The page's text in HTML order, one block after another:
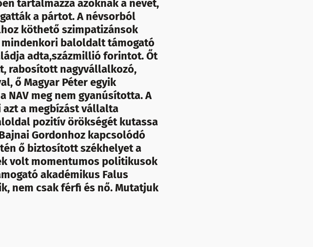
tartalmazza azoknak a nevét,
a pártot. A névsorból
köthető szimpatizánsok
baloldalt támogató
adta,százmillió forintot. Őt
rabosított nagyvállalkozó,
ő Magyar Péter egyik
meg nem gyanúsította. A
a megbízást vállalta
pozitív örökségét kutassa
Gordonhoz kapcsolódó
ő biztosított székhelyet a
volt momentumos politikusok
akadémikus Falus
nem csak férfi és nő. Mutatjuk